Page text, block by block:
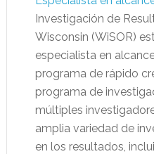
Investigación de
Wisconsin (WiSOR)
especialista en
programa de rápido
programa de
múltiples
amplia variedad de
en los resultados,